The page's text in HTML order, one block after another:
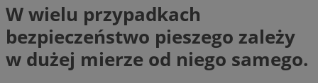
W wielu przypadkach
bezpieczeństwo pieszego zależy
w dużej mierze od niego samego.